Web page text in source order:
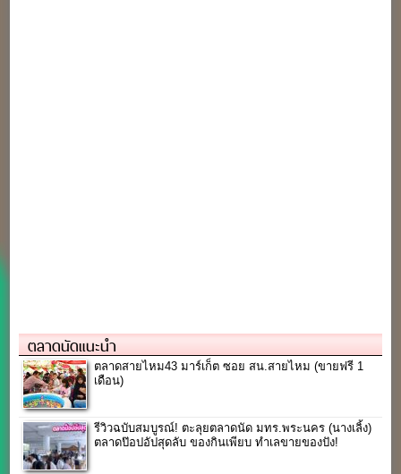
ตลาดนัดแนะนำ
ตลาดสายไหม43 มาร์เก็ต ซอย สน.สายไหม (ขายฟรี 1
เดือน)
รีวิวฉบับสมบูรณ์! ตะลุยตลาดนัด มทร.พระนคร (นางเลิ้ง)
ตลาดป๊อปอัปสุดลับ ของกินเพียบ ทำเลขายของปัง!